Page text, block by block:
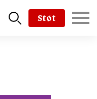
Støt